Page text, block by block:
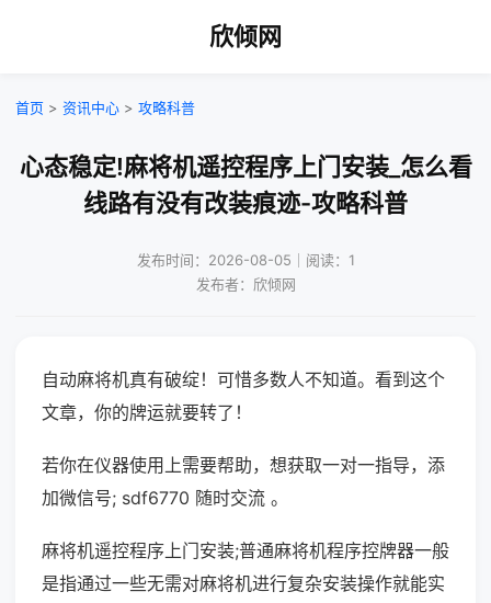
欣倾网
首页 > 资讯中心 > 攻略科普
心态稳定!麻将机遥控程序上门安装_怎么看
线路有没有改装痕迹-攻略科普
发布时间：2026-08-05｜阅读：1
发布者：欣倾网
自动麻将机真有破绽！可惜多数人不知道。看到这个
文章，你的牌运就要转了！
若你在仪器使用上需要帮助，想获取一对一指导，添
加微信号; sdf6770 随时交流 。
麻将机遥控程序上门安装;普通麻将机程序控牌器一般
是指通过一些无需对麻将机进行复杂安装操作就能实